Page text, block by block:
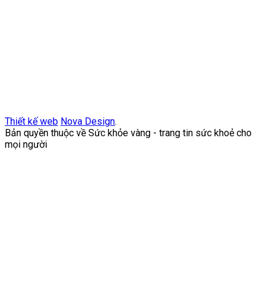
Thiết kế web Nova Design.
Bản quyền thuộc về Sức khỏe vàng - trang tin sức khoẻ cho
mọi người